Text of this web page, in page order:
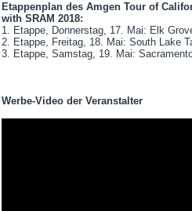
Etappenplan des Amgen Tour of
with SRAM 2018:
1. Etappe, Donnerstag, 17. Mai: Elk
2. Etappe, Freitag, 18. Mai: South Lake
3. Etappe, Samstag, 19. Mai:
Werbe-Video der Veranstalter